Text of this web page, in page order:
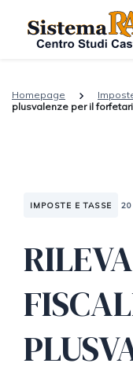
Homepage
plusvalenze per il
IMPOSTE E TASSE